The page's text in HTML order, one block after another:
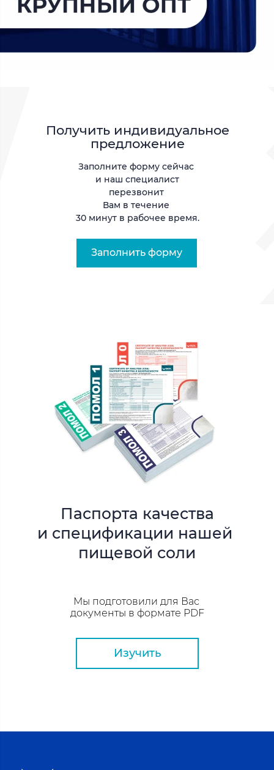
Получить индивидуальное
предложение
Заполните форму сейчас
и наш специалист
перезвонит
Вам в течение
30 минут в рабочее время.
Заполнить форму
Изучить
Паспорта качества
и спецификации нашей
пищевой соли
Мы подготовили для Вас
документы в формате PDF